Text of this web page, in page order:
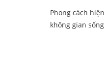
Phong cách
không gian